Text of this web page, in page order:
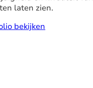
laten zien.
bekijken